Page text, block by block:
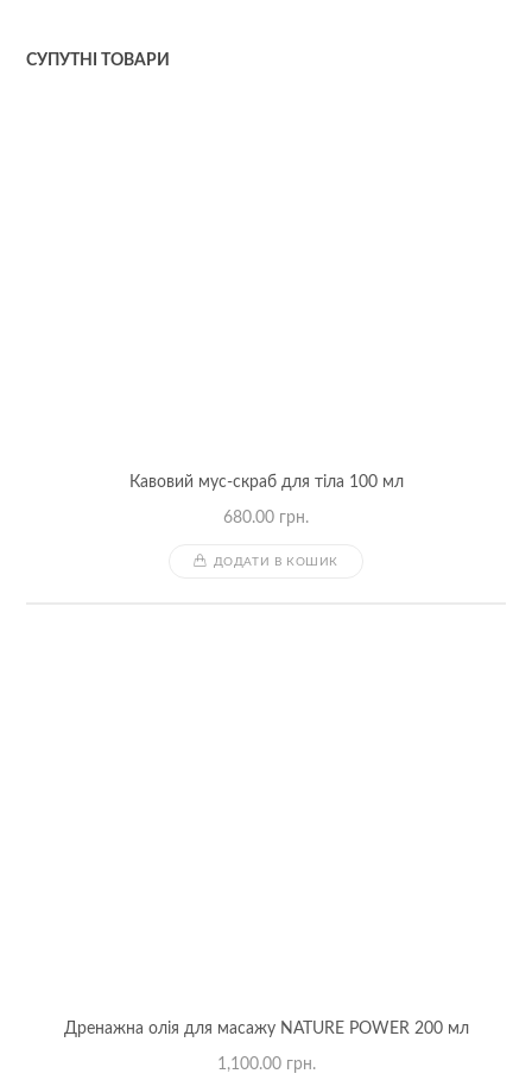
СУПУТНІ ТОВАРИ
Кавовий мус-скраб для тіла 100 мл
680.00 грн.
ДОДАТИ В КОШИК
Дренажна олія для масажу NATURE POWER 200 мл
1,100.00 грн.